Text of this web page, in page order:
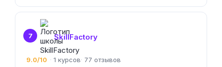
7 SkillFactory
9.0/10 1 77